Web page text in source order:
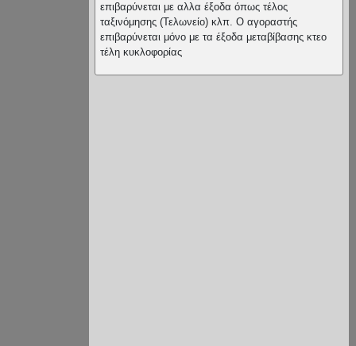
επιβαρύνεται με αλλα έξοδα όπως τέλος
ταξινόμησης (Τελωνείο) κλπ. Ο αγοραστής
επιβαρύνεται μόνο με τα έξοδα μεταβίβασης κτεο
τέλη κυκλοφορίας